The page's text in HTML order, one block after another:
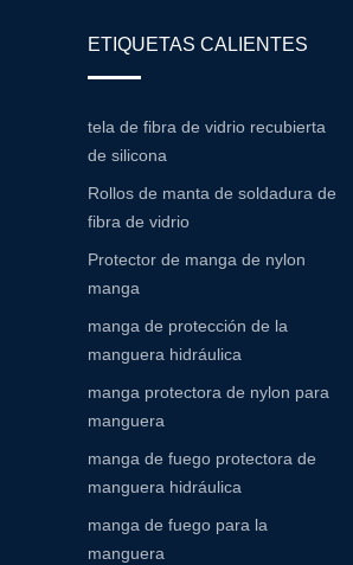
ETIQUETAS CALIENTES
tela de fibra de vidrio recubierta
de silicona
Rollos de manta de soldadura de
fibra de vidrio
Protector de manga de nylon
manga
manga de protección de la
manguera hidráulica
manga protectora de nylon para
manguera
manga de fuego protectora de
manguera hidráulica
manga de fuego para la
manguera